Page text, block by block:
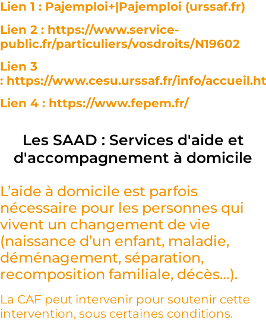
Lien 1 : Pajemploi+|Pajemploi (urssaf.fr)
Lien 2 : https://www.service-
public.fr/particuliers/vosdroits/N19602
Lien 3
: https://www.cesu.urssaf.fr/info/
Lien 4 : https://www.fepem.fr/
Les SAAD : Services d'aide et
d'accompagnement à domicile
L’aide à domicile est parfois
nécessaire pour les personnes qui
vivent un changement de vie
(naissance d’un enfant, maladie,
déménagement, séparation,
recomposition familiale, décès…).
La CAF peut intervenir pour soutenir cette
intervention, sous certaines conditions.